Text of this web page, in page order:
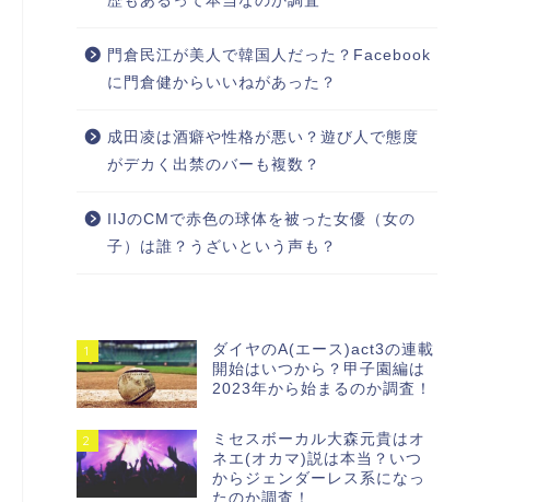
門倉民江が美人で韓国人だった？Facebook
に門倉健からいいねがあった？
成田凌は酒癖や性格が悪い？遊び人で態度
がデカく出禁のバーも複数？
IIJのCMで赤色の球体を被った女優（女の
子）は誰？うざいという声も？
1
ダイヤのA(エース)act3の連載
開始はいつから？甲子園編は
2023年から始まるのか調査！
2
ミセスボーカル大森元貴はオ
ネエ(オカマ)説は本当？いつ
からジェンダーレス系になっ
たのか調査！